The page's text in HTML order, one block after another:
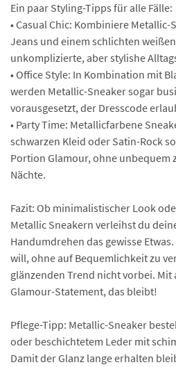
Ein paar Styling-Tipps für alle Fälle:
• Casual Chic: Kombiniere
Jeans und einem schlichten
unkomplizierte, aber stylishe
• Office Style: In Kombination mit
werden Metallic-Sneaker sogar
vorausgesetzt, der Dresscode
• Party Time: Metallicfarbene
schwarzen Kleid oder Satin-Rock
Portion Glamour, ohne unbequem
Nächte.
Fazit: Ob minimalistischer Look
Metallic Sneakern verleihst du
Handumdrehen das gewisse
will, ohne auf Bequemlichkeit zu
glänzenden Trend nicht vorbei. Mit
Glamour-Statement, das bleibt!
Pflege-Tipp: Metallic-Sneaker
oder beschichtetem Leder mit
Damit der Glanz lange erhalten